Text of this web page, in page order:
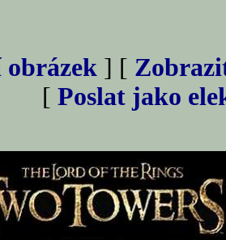
obrázek ] [
[ Poslat jako